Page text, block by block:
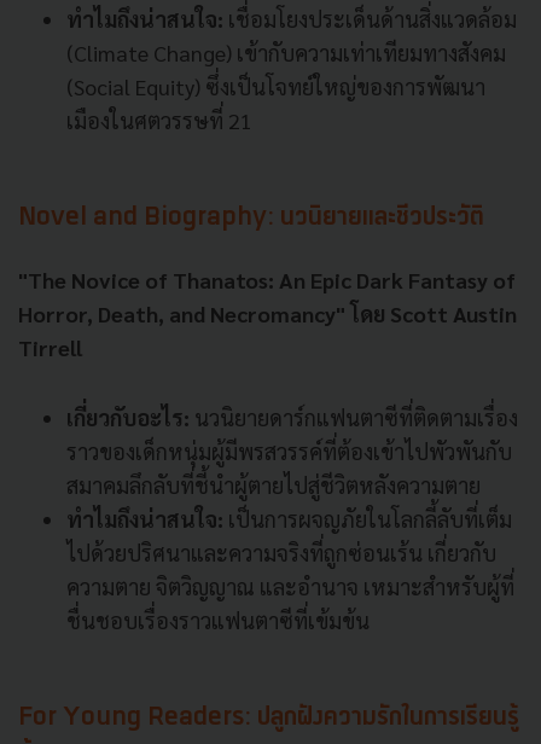
ทำไมถึงน่าสนใจ: เชื่อมโยงประเด็นด้านสิ่งแวดล้อม
(Climate Change) เข้ากับความเท่าเทียมทางสังคม
(Social Equity) ซึ่งเป็นโจทย์ใหญ่ของการพัฒนา
เมืองในศตวรรษที่ 21
Novel and Biography: นวนิยายและชีวประวัติ
"The Novice of Thanatos: An Epic Dark Fantasy of
Horror, Death, and Necromancy" โดย Scott Austin
Tirrell
เกี่ยวกับอะไร: นวนิยายดาร์กแฟนตาซีที่ติดตามเรื่อง
ราวของเด็กหนุ่มผู้มีพรสวรรค์ที่ต้องเข้าไปพัวพันกับ
สมาคมลึกลับที่ชี้นำผู้ตายไปสู่ชีวิตหลังความตาย
ทำไมถึงน่าสนใจ: เป็นการผจญภัยในโลกลี้ลับที่เต็ม
ไปด้วยปริศนาและความจริงที่ถูกซ่อนเร้น เกี่ยวกับ
ความตาย จิตวิญญาณ และอำนาจ เหมาะสำหรับผู้ที่
ชื่นชอบเรื่องราวแฟนตาซีที่เข้มข้น
For Young Readers: ปลูกฝังความรักในการเรียนรู้